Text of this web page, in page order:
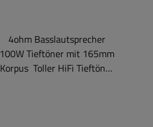
4ohm Basslautsprecher
100W Tieftöner mit 165mm
Korpus Toller HiFi Tieftöner